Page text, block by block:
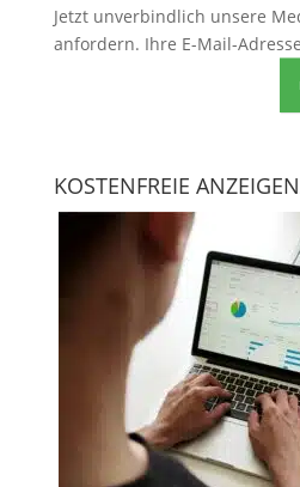
Jetzt unverbindlich unsere
anfordern. Ihre E-Mail-
KOSTENFREIE